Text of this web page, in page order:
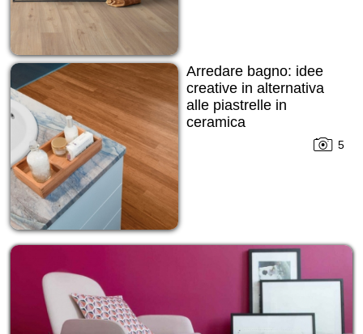
Arredare bagno: idee
creative in alternativa
alle piastrelle in
ceramica
5